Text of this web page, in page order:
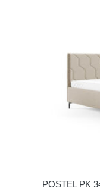
POSTEL PK